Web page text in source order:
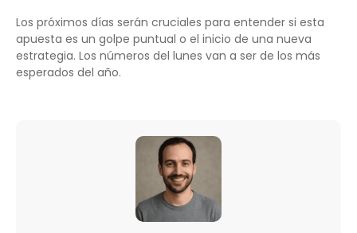
Los próximos días serán cruciales para entender si esta
apuesta es un golpe puntual o el inicio de una nueva
estrategia. Los números del lunes van a ser de los más
esperados del año.